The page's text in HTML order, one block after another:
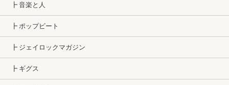
┣ 音楽と人
┣ ポップビート
┣ ジェイロックマガジン
┣ ギグス